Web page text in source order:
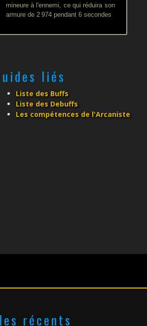
mineure à l'ennemi, ce qui réduira son
armure de 2 974 pendant 6 secondes
liés
Liste des Buffs
Liste des Debuffs
Les compétences de l'Arcaniste
récents